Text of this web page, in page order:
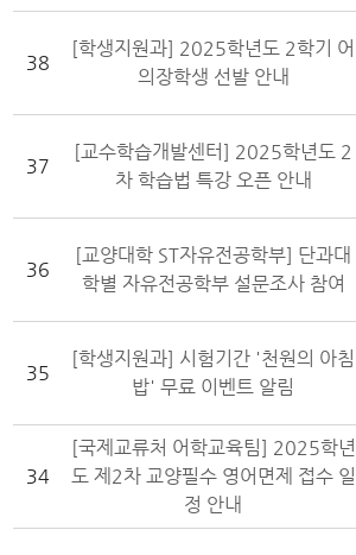
38
[학생지원과] 2025학년도 2학기 어
의장학생 선발 안내
37
[교수학습개발센터] 2025학년도 2
차 학습법 특강 오픈 안내
36
[교양대학 ST자유전공학부] 단과대
학별 자유전공학부 설문조사 참여
35
[학생지원과] 시험기간 '천원의 아침
밥' 무료 이벤트 알림
34
[국제교류처 어학교육팀] 2025학년
도 제2차 교양필수 영어면제 접수 일
정 안내